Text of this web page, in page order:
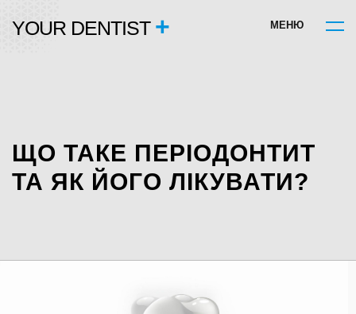
YOUR DENTIST + М ЕН Ю
ЩО ТАКЕ ПЕРІОДОНТИТ
ТА ЯК ЙОГО ЛІКУВАТИ?